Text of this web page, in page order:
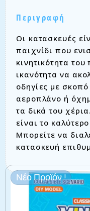
Περιγραφή
Οι κατασκευές
παιχνίδι που
κινητικότητα
ικανότητα να
οδηγίες με
αεροπλάνο ή
τα δικά του
είναι το
Μπορείτε να
κατασκευή
Νέο Προϊόν !